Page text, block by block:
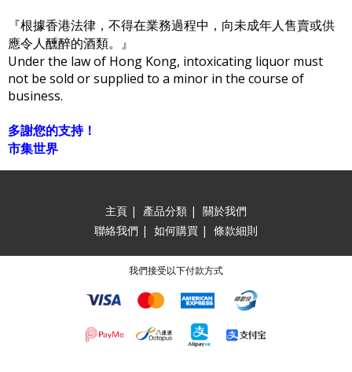
『根據香港法律，不得在業務過程中，向未成年人售賣或供
應令人醺醉的酒類。』
Under the law of Hong Kong, intoxicating liquor must
not be sold or supplied to a minor in the course of
business.
多謝您的支持！
市集世界
主頁 | 產品分類 | 關於我們
聯絡我們 | 如何購買 | 條款細則
我們接受以下付款方式